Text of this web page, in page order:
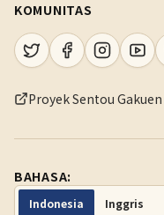
KOMUNITAS
Proyek Sentou Gakuen
BAHASA:
Indonesia Inggris